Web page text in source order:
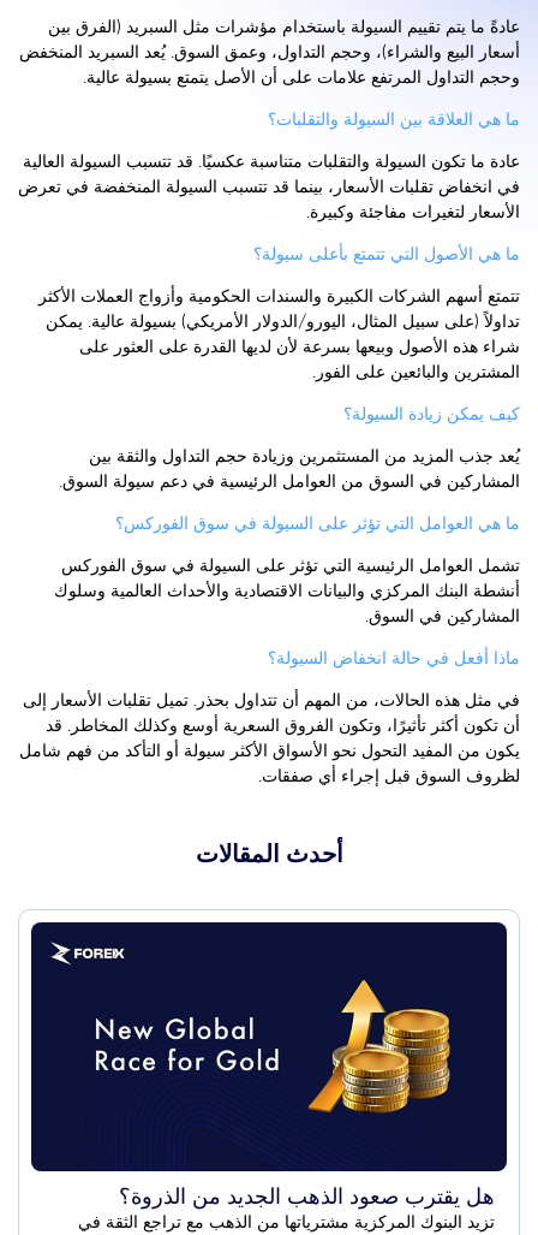
عادةً ما يتم تقييم السيولة باستخدام مؤشرات مثل السبريد (الفرق بين
أسعار البيع والشراء)، وحجم التداول، وعمق السوق. يُعد السبريد المنخفض
وحجم التداول المرتفع علامات على أن الأصل يتمتع بسيولة عالية.
ما هي العلاقة بين السيولة والتقلبات؟
عادة ما تكون السيولة والتقلبات متناسبة عكسيًا. قد تتسبب السيولة العالية
في انخفاض تقلبات الأسعار، بينما قد تتسبب السيولة المنخفضة في تعرض
الأسعار لتغيرات مفاجئة وكبيرة.
ما هي الأصول التي تتمتع بأعلى سيولة؟
تتمتع أسهم الشركات الكبيرة والسندات الحكومية وأزواج العملات الأكثر
تداولاً (على سبيل المثال، اليورو/الدولار الأمريكي) بسيولة عالية. يمكن
شراء هذه الأصول وبيعها بسرعة لأن لديها القدرة على العثور على
المشترين والبائعين على الفور.
كيف يمكن زيادة السيولة؟
يُعد جذب المزيد من المستثمرين وزيادة حجم التداول والثقة بين
المشاركين في السوق من العوامل الرئيسية في دعم سيولة السوق.
ما هي العوامل التي تؤثر على السيولة في سوق الفوركس؟
تشمل العوامل الرئيسية التي تؤثر على السيولة في سوق الفوركس
أنشطة البنك المركزي والبيانات الاقتصادية والأحداث العالمية وسلوك
المشاركين في السوق.
ماذا أفعل في حالة انخفاض السيولة؟
في مثل هذه الحالات، من المهم أن تتداول بحذر. تميل تقلبات الأسعار إلى
أن تكون أكثر تأثيرًا، وتكون الفروق السعرية أوسع وكذلك المخاطر. قد
يكون من المفيد التحول نحو الأسواق الأكثر سيولة أو التأكد من فهم شامل
لظروف السوق قبل إجراء أي صفقات.
أحدث المقالات
هل يقترب صعود الذهب الجديد من الذروة؟
تزيد البنوك المركزية مشترياتها من الذهب مع تراجع الثقة في